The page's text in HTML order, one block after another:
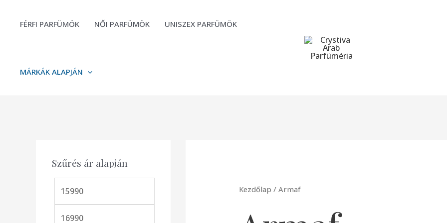
FÉRFI PARFÜMÖK NŐI PARFÜMÖK UNISZEX PARFÜMÖK
MÁRKÁK ALAPJÁN
Szűrés ár alapján
Kezdőlap / Armaf